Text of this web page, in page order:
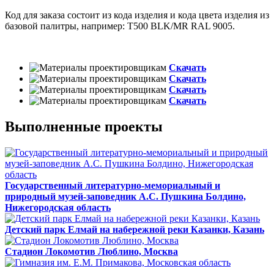
Код для заказа состоит из кода изделия и кода цвета изделия из
базовой палитры, например: T500 BLK/MR RAL 9005.
Скачать
Скачать
Скачать
Скачать
Выполненные проекты
Государственный литературно-мемориальный и
природный музей-заповедник А.С. Пушкина Болдино,
Нижегородская область
Детский парк Елмай на набережной реки Казанки, Казань
Стадион Локомотив Люблино, Москва